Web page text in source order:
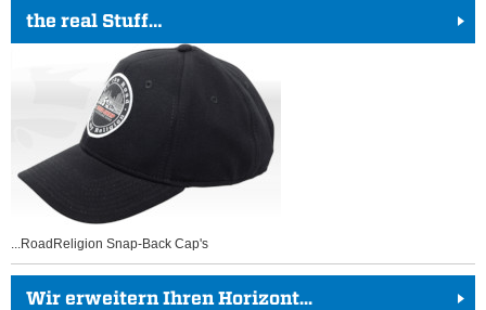
the real Stuff…
...RoadReligion Snap-Back Cap's
Wir erweitern Ihren Horizont...